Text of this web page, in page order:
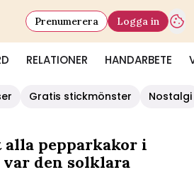
RELATIONER HANDARBETE
Prenumerera Logga in
Gratis stickmönster
Nostalgi
alla pepparkakor i
den solklara